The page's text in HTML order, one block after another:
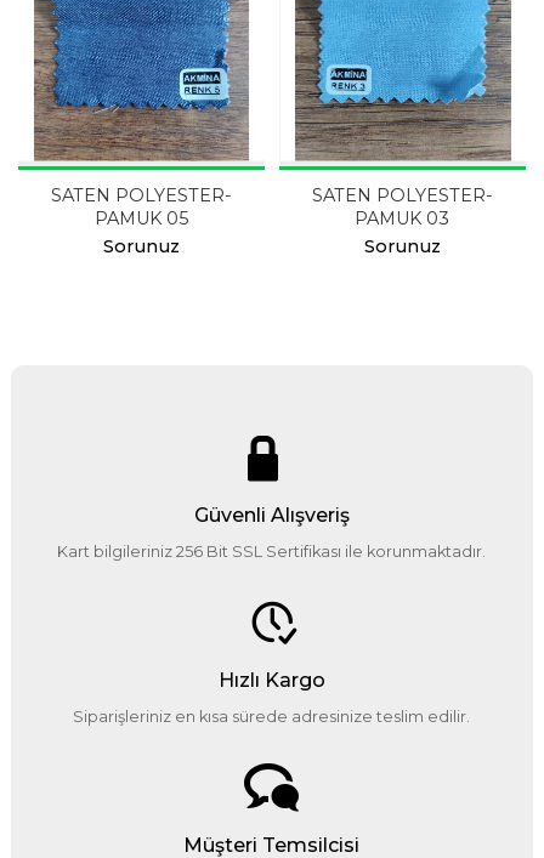
SATEN POLYESTER-
PAMUK 05
Sorunuz
SATEN POLYESTER-
PAMUK 03
Sorunuz
Güvenli Alışveriş
Kart bilgileriniz 256 Bit SSL Sertifikası ile korunmaktadır.
Hızlı Kargo
Siparişleriniz en kısa sürede adresinize teslim edilir.
Müşteri Temsilcisi